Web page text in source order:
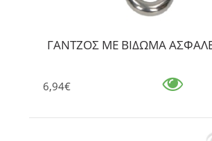
ΓΑΝΤΖΟΣ ΜΕ ΒΙΔΩΜΑ
6,94€